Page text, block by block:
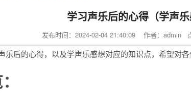
学习声乐后的心得（学声乐
发布时间：2024-02-04 21:40:09 作者：admin
乐后的心得，以及学声乐感想对应的知识点，希望对各